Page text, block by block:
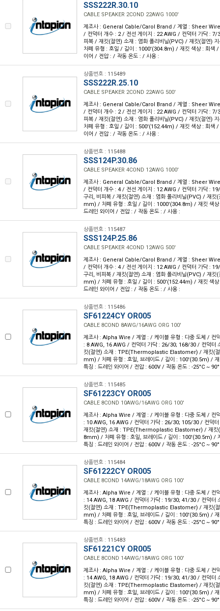
SSS222R.30.10
CABLE SPEAKER 2COND 22AWG 1000'
제조사 : General Cable/Carol Brand / 계열 : Sheer
/ 컨덕터 개수 : 2 / 전선 게이지 : 22 AWG / 컨덕터 가닥 : 7/
피복 / 재킷(절연) 소재 : 염화 폴리비닐(PVC) / 재킷(절연)
차폐 유형 : 호일 / 길이 : 1000'(304.8m) / 재킷 색상 : 회색
이어 / 전압 : / 작동 온도 : / 사용 :
상품번호 : 115489
SSS222R.25.10
CABLE SPEAKER 2COND 22AWG 500'
제조사 : General Cable/Carol Brand / 계열 : Sheer
/ 컨덕터 개수 : 2 / 전선 게이지 : 22 AWG / 컨덕터 가닥 : 7/
피복 / 재킷(절연) 소재 : 염화 폴리비닐(PVC) / 재킷(절연)
차폐 유형 : 호일 / 길이 : 500'(152.44m) / 재킷 색상 : 회색
이어 / 전압 : / 작동 온도 : / 사용 :
상품번호 : 115488
SSS124P.30.86
CABLE SPEAKER 4COND 12AWG 1000'
제조사 : General Cable/Carol Brand / 계열 : Sheer
/ 컨덕터 개수 : 4 / 전선 게이지 : 12 AWG / 컨덕터 가닥 :
구리, 비피복 / 재킷(절연) 소재 : 염화 폴리비닐(PVC) / 재킷
mm) / 차폐 유형 : 호일 / 길이 : 1000'(304.8m) / 재킷 색
드레인 와이어 / 전압 : / 작동 온도 : / 사용 :
상품번호 : 115487
SSS124P.25.86
CABLE SPEAKER 4COND 12AWG 500'
제조사 : General Cable/Carol Brand / 계열 : Sheer
/ 컨덕터 개수 : 4 / 전선 게이지 : 12 AWG / 컨덕터 가닥 :
구리, 비피복 / 재킷(절연) 소재 : 염화 폴리비닐(PVC) / 재킷
mm) / 차폐 유형 : 호일 / 길이 : 500'(152.44m) / 재킷 색
드레인 와이어 / 전압 : / 작동 온도 : / 사용 :
상품번호 : 115486
SF61224CY OR005
CABLE 8COND 8AWG/16AWG ORG 100'
제조사 : Alpha Wire / 계열 : / 케이블 유형 : 다중 도체 / 컨
: 8 AWG, 16 AWG / 컨덕터 가닥 : 26/30; 168/30 / 컨덕터
킷(절연) 소재 : TPE(Thermoplastic Elastomer) / 재킷(
mm) / 차폐 유형 : 호일, 브레이드 / 길이 : 100'(30.5m) /
특징 : 드레인 와이어 / 전압 : 600V / 작동 온도 : -25°C ~
상품번호 : 115485
SF61223CY OR005
CABLE 8COND 10AWG/16AWG ORG 100'
제조사 : Alpha Wire / 계열 : / 케이블 유형 : 다중 도체 / 컨
: 10 AWG, 16 AWG / 컨덕터 가닥 : 26/30; 105/30 / 컨덕터
재킷(절연) 소재 : TPE(Thermoplastic Elastomer) / 재킷(
8mm) / 차폐 유형 : 호일, 브레이드 / 길이 : 100'(30.5m) /
특징 : 드레인 와이어 / 전압 : 600V / 작동 온도 : -25°C ~
상품번호 : 115484
SF61222CY OR005
CABLE 8COND 14AWG/18AWG ORG 100'
제조사 : Alpha Wire / 계열 : / 케이블 유형 : 다중 도체 / 컨
: 14 AWG, 18 AWG / 컨덕터 가닥 : 19/30; 41/30 / 컨덕터
킷(절연) 소재 : TPE(Thermoplastic Elastomer) / 재킷(
mm) / 차폐 유형 : 호일, 브레이드 / 길이 : 100'(30.5m) /
특징 : 드레인 와이어 / 전압 : 600V / 작동 온도 : -25°C ~
상품번호 : 115483
SF61221CY OR005
CABLE 8COND 14AWG/18AWG ORG 100'
제조사 : Alpha Wire / 계열 : / 케이블 유형 : 다중 도체 / 컨
: 14 AWG, 18 AWG / 컨덕터 가닥 : 19/30; 41/30 / 컨덕터
킷(절연) 소재 : TPE(Thermoplastic Elastomer) / 재킷(
mm) / 차폐 유형 : 호일, 브레이드 / 길이 : 100'(30.5m) /
특징 : 드레인 와이어 / 전압 : 600V / 작동 온도 : -25°C ~